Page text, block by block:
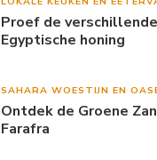
Proef de
Egyptische honing
SAHARA WOESTIJN EN
Ontdek de Groene
Farafra